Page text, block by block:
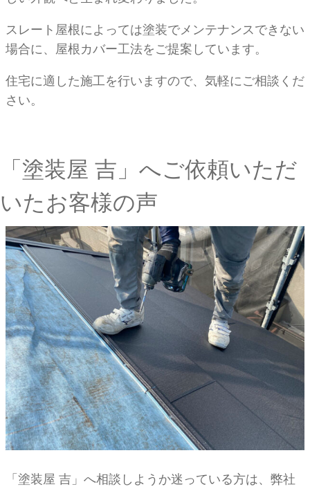
スレート屋根によっては塗装でメンテナンスできない
場合に、屋根カバー工法をご提案しています。
住宅に適した施工を行いますので、気軽にご相談くだ
さい。
「塗装屋 吉」へご依頼いただ
いたお客様の声
「塗装屋 吉」へ相談しようか迷っている方は、弊社